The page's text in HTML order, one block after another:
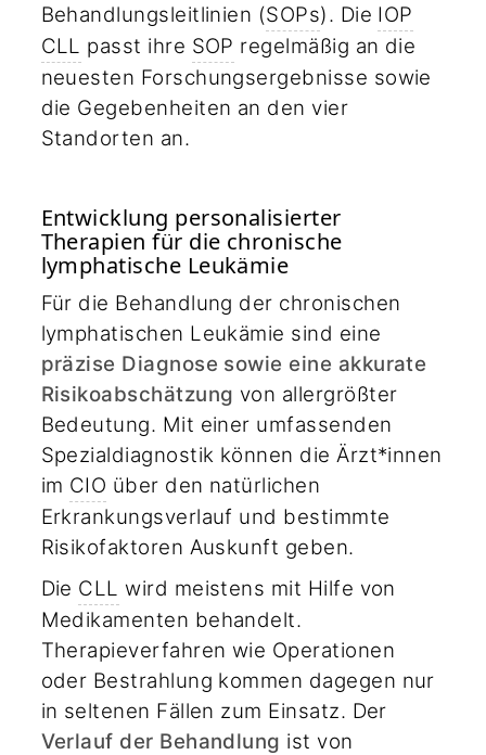
Behandlungsleitlinien (SOPs). Die IOP
CLL passt ihre SOP regelmäßig an die
neuesten Forschungsergebnisse sowie
die Gegebenheiten an den vier
Standorten an.
Entwicklung personalisierter
Therapien für die chronische
lymphatische Leukämie
Für die Behandlung der chronischen
lymphatischen Leukämie sind eine
präzise Diagnose sowie eine akkurate
Risikoabschätzung von allergrößter
Bedeutung. Mit einer umfassenden
Spezialdiagnostik können die Ärzt*innen
im CIO über den natürlichen
Erkrankungsverlauf und bestimmte
Risikofaktoren Auskunft geben.
Die CLL wird meistens mit Hilfe von
Medikamenten behandelt.
Therapieverfahren wie Operationen
oder Bestrahlung kommen dagegen nur
in seltenen Fällen zum Einsatz. Der
Verlauf der Behandlung ist von